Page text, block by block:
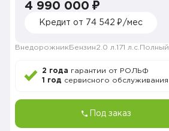
4 990 000 ₽
Кредит от 74 542 ₽/мес
Внедорожник Бензин2.0 л. 171 л.с. Полный
2 года гарантии от РОЛЬФ
1 год сервисного обслуживания
Под заказ